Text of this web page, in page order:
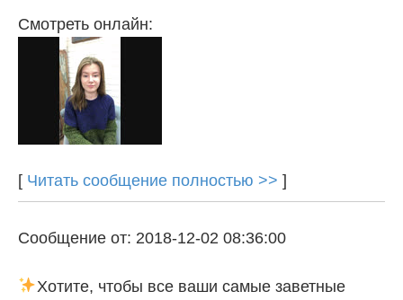
Смотреть онлайн:
[ Читать сообщение полностью >> ]
Сообщение от: 2018-12-02 08:36:00
Хотите, чтобы все ваши самые заветные